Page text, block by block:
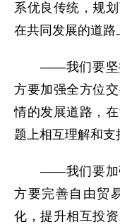
系优良传统，规
在共同发展的道路
——我们要坚持
方要加强全方位
情的发展道路，
题上相互理解和支
——我们要加强
方要完善自由贸
化，提升相互投